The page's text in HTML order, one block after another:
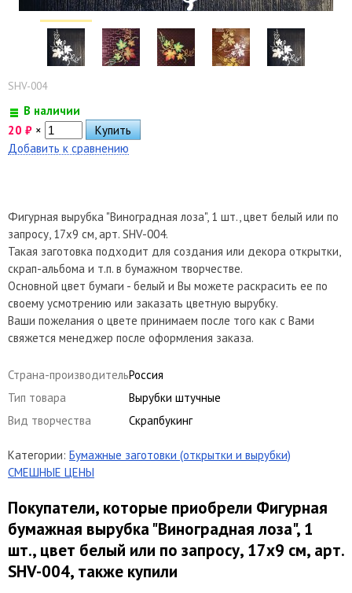
SHV-004
В наличии
20 ₽ ×
Добавить к сравнению
Фигурная вырубка "Виноградная лоза", 1 шт., цвет белый или по
запросу, 17х9 см, арт. SHV-004.
Такая заготовка подходит для создания или декора открытки,
скрап-альбома и т.п. в бумажном творчестве.
Основной цвет бумаги - белый и Вы можете раскрасить ее по
своему усмотрению или заказать цветную вырубку.
Ваши пожелания о цвете принимаем после того как с Вами
свяжется менеджер после оформления заказа.
Страна-производительРоссия
Тип товара
Вырубки штучные
Вид творчества
Скрапбукинг
Категории: Бумажные заготовки (открытки и вырубки)
СМЕШНЫЕ ЦЕНЫ
Покупатели, которые приобрели Фигурная
бумажная вырубка "Виноградная лоза", 1
шт., цвет белый или по запросу, 17х9 см, арт.
SHV-004, также купили